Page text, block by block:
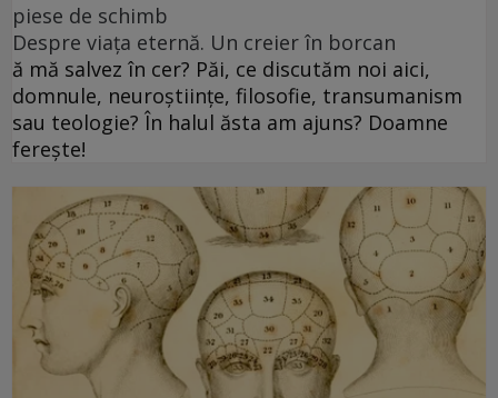
piese de schimb
Despre viața eternă. Un creier în borcan
ă mă salvez în cer? Păi, ce discutăm noi aici,
domnule, neuroștiințe, filosofie, transumanism
sau teologie? În halul ăsta am ajuns? Doamne
ferește!